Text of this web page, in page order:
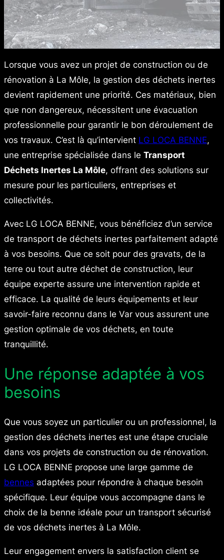
Lorsque vous avez un projet de construction ou de
rénovation à La Môle, la gestion des déchets inertes
devient rapidement une priorité. Ces matériaux, bien
que non dangereux, nécessitent une évacuation
professionnelle pour garantir le bon déroulement de
vos travaux. C’est là qu’intervient LG LOCA BENNE,
une entreprise spécialisée dans le Transport
Déchets Inertes La Môle, offrant des solutions sur
mesure pour les particuliers, entreprises et
collectivités.
Avec LG LOCA BENNE, vous bénéficiez d’un service
de transport de déchets inertes parfaitement adapté
à vos besoins. Que ce soit pour des gravats, de la
terre ou tout autre déchet de construction, leur
équipe experte assure une intervention rapide et
efficace. La qualité de leurs équipements et leur
savoir-faire reconnu dans le Var vous assurent une
gestion optimale de vos déchets, en toute
tranquillité.
Une réponse adaptée à vos
besoins
Que vous soyez un particulier ou un professionnel, la
gestion des déchets inertes est une étape cruciale
dans vos projets de construction ou de rénovation.
LG LOCA BENNE propose une large gamme de
bennes adaptées pour répondre à chaque besoin
spécifique. Leur équipe vous accompagne dans le
choix de la benne idéale pour un transport sécurisé
de vos déchets inertes à La Môle.
Leur engagement envers la satisfaction client se